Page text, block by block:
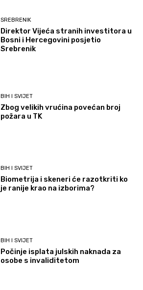
SREBRENIK
Direktor Vijeća stranih investitora u
Bosni i Hercegovini posjetio
Srebrenik
BIH I SVIJET
Zbog velikih vrućina povećan broj
požara u TK
BIH I SVIJET
Biometrija i skeneri će razotkriti ko
je ranije krao na izborima?
BIH I SVIJET
Počinje isplata julskih naknada za
osobe s invaliditetom